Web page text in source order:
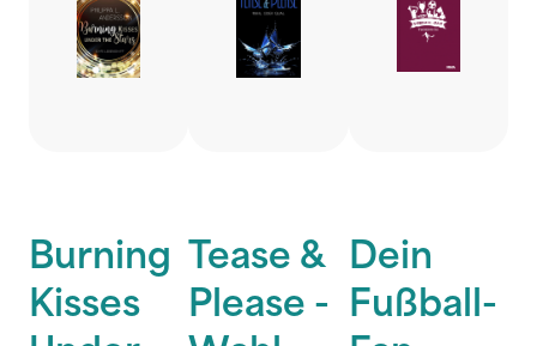
Burning
Kisses
Tease &
Please -
Dein
Fußball-